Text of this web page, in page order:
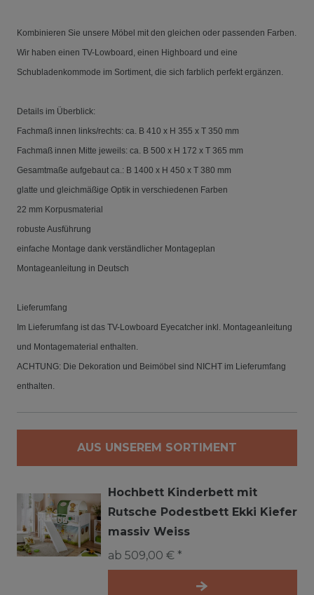
Kombinieren Sie unsere Möbel mit den gleichen oder passenden Farben.
Wir haben einen TV-Lowboard, einen Highboard und eine
Schubladenkommode im Sortiment, die sich farblich perfekt ergänzen.
Details im Überblick:
Fachmaß innen links/rechts: ca. B 410 x H 355 x T 350 mm
Fachmaß innen Mitte jeweils: ca. B 500 x H 172 x T 365 mm
Gesamtmaße aufgebaut ca.: B 1400 x H 450 x T 380 mm
glatte und gleichmäßige Optik in verschiedenen Farben
22 mm Korpusmaterial
robuste Ausführung
einfache Montage dank verständlicher Montageplan
Montageanleitung in Deutsch
Lieferumfang
Im Lieferumfang ist das TV-Lowboard Eyecatcher inkl. Montageanleitung
und Montagematerial enthalten.
ACHTUNG: Die Dekoration und Beimöbel sind NICHT im Lieferumfang
enthalten.
AUS UNSEREM SORTIMENT
Hochbett Kinderbett mit
Rutsche Podestbett Ekki Kiefer
massiv Weiss
ab 509,00 € *